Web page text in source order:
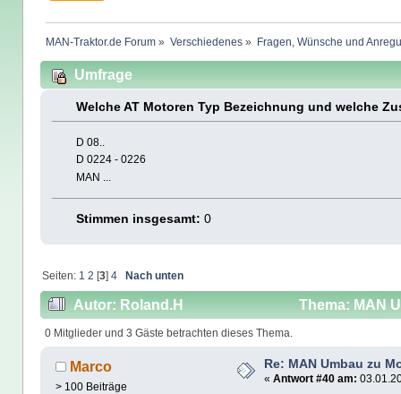
MAN-Traktor.de Forum » Verschiedenes » Fragen, Wünsche und
Umfrage
Welche AT Motoren Typ Bezeichnung und welche
D 08..
D 0224 - 0226
MAN ...
Stimmen insgesamt: 0
Seiten: 1 2 [3] 4 Nach unten
Autor: Roland.H Thema: MAN
0 Mitglieder und 3 Gäste betrachten dieses Thema.
Marco
> 100 Beiträge
Re: MAN Umbau zu
« Antwort #40 am: